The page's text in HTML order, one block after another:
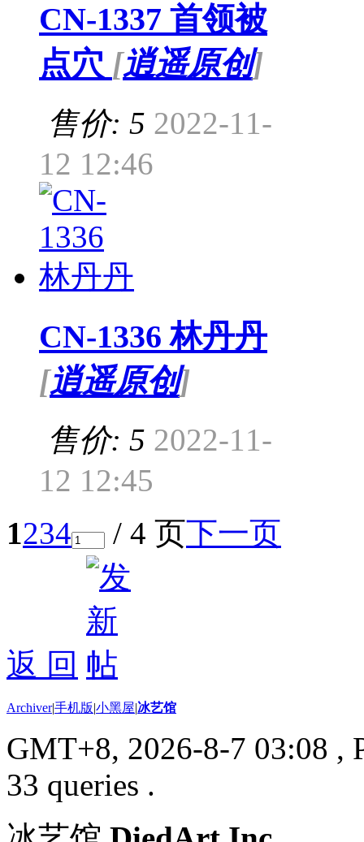
CN-1337 首领被
点穴 [逍遥原创]
售价: 5 2022-11-
12 12:46
CN-1336 林丹丹
[逍遥原创]
售价: 5 2022-11-
12 12:45
1234 / 4 页下一页
返 回
Archiver|手机版|小黑屋|冰艺馆
GMT+8, 2026-8-7 03:08 ,
33 queries .